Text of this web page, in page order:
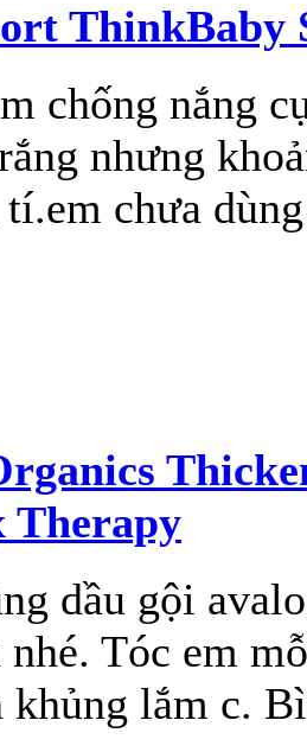
ThinkBaby
chống nắng
nhưng
tí.em chưa
Therapy
dầu gội
Tóc em
khủng lắm c.